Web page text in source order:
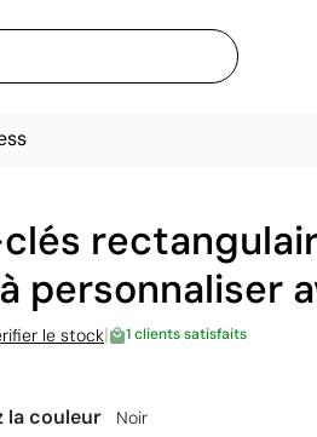
personnaliser
le stock| 1 clients satisfaits
la couleur Noir